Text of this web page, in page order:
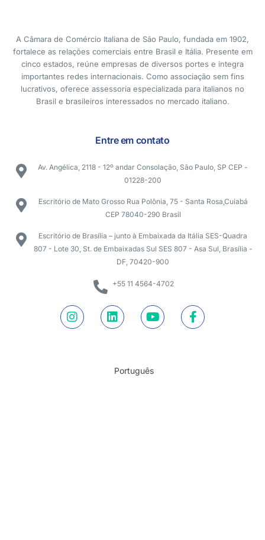
A Câmara de Comércio Italiana de São Paulo, fundada em 1902,
fortalece as relações comerciais entre Brasil e Itália. Presente em
cinco estados, reúne empresas de diversos portes e integra
importantes redes internacionais. Como associação sem fins
lucrativos, oferece assessoria especializada para italianos no
Brasil e brasileiros interessados no mercado italiano.
Entre em contato
Av. Angélica, 2118 - 12º andar Consolação, São Paulo, SP CEP -
01228-200
Escritório de Mato Grosso Rua Polônia, 75 - Santa Rosa,Cuiabá
CEP 78040-290 Brasil
Escritório de Brasília – junto à Embaixada da Itália SES-Quadra
807 - Lote 30, St. de Embaixadas Sul SES 807 - Asa Sul, Brasília -
DF, 70420-900
+55 11 4564-4702
Português